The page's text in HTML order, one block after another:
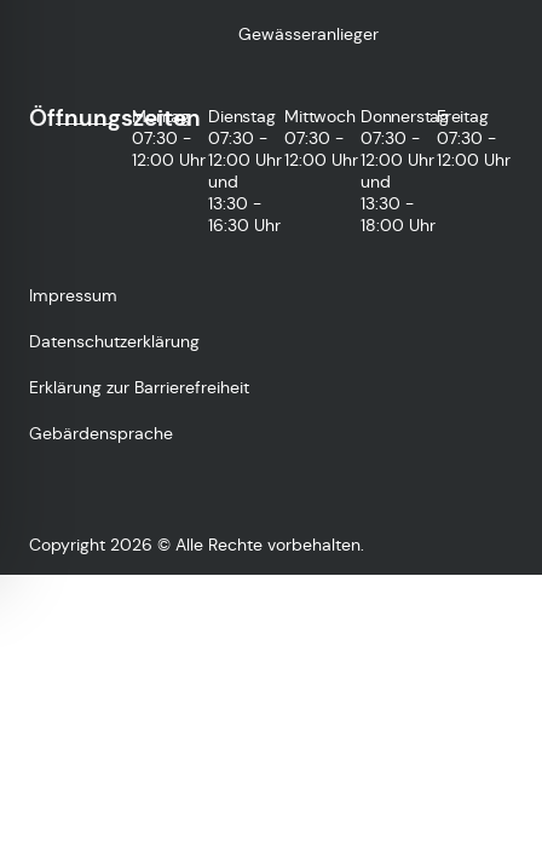
Gewässeranlieger
Öffnungszeiten
Montag
07:30 -
12:00 Uhr
Dienstag
07:30 -
12:00 Uhr
und
13:30 -
16:30 Uhr
Mittwoch
07:30 -
12:00 Uhr
Donnerstag
07:30 -
12:00 Uhr
und
13:30 -
18:00 Uhr
Freitag
07:30 -
12:00 Uhr
Impressum
Datenschutzerklärung
Erklärung zur Barrierefreiheit
Gebärdensprache
Copyright 2026 © Alle Rechte vorbehalten.